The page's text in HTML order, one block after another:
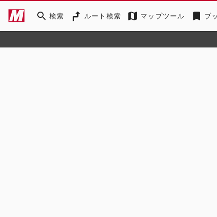
search 検索 ルート検索 map マップツール bookmark ブ